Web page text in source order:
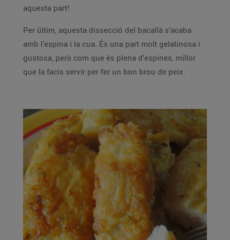
aquesta part!
Per últim, aquesta dissecció del bacallà s’acaba
amb l’espina i la cua. És una part molt gelatinosa i
gustosa, però com que és plena d’espines, millor
que la facis servir per fer un bon brou de peix.